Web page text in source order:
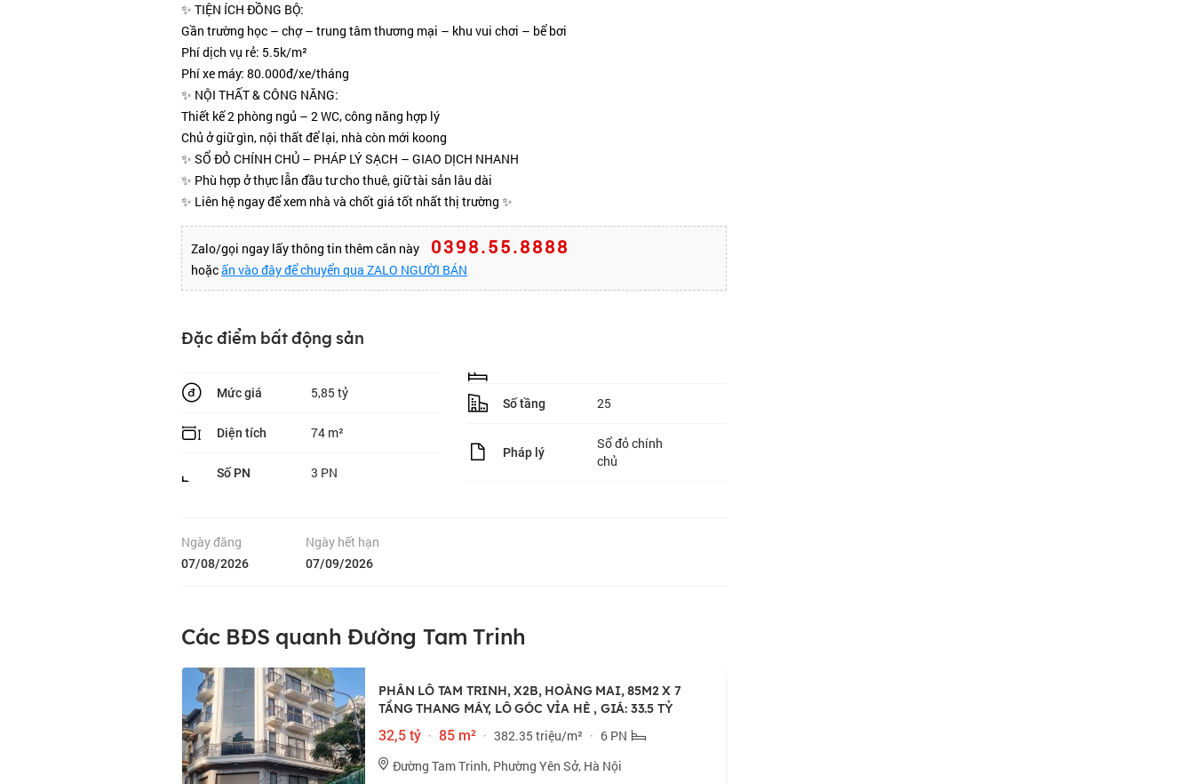
✨ TIỆN ÍCH ĐỒNG BỘ:
Gần trường học – chợ – trung tâm thương mại – khu vui chơi – bể bơi
Phí dịch vụ rẻ: 5.5k/m²
Phí xe máy: 80.000đ/xe/tháng
✨️ NỘI THẤT & CÔNG NĂNG:
Thiết kế 2 phòng ngủ – 2 WC, công năng hợp lý
Chủ ở giữ gìn, nội thất để lại, nhà còn mới koong
✨ SỔ ĐỎ CHÍNH CHỦ – PHÁP LÝ SẠCH – GIAO DỊCH NHANH
✨ Phù hợp ở thực lẫn đầu tư cho thuê, giữ tài sản lâu dài
✨ Liên hệ ngay để xem nhà và chốt giá tốt nhất thị trường ✨
Zalo/gọi ngay lấy thông tin thêm căn này 0398.55.8888
hoặcấn vào đây để chuyển qua ZALO NGƯỜI BÁN
Đặc điểm bất động sản
Mức giá 5,85 tỷ
Diện tích 74 m²
Số PN 3 PN
Số tầng 25
Pháp lý
Sổ đỏ chính
chủ
Ngày đăng
07/08/2026
Ngày hết hạn
07/09/2026
Các BĐS quanh Đường Tam Trinh
PHÂN LÔ TAM TRINH, X2B, HOÀNG MAI, 85M2 X 7
TẦNG THANG MÁY, LÔ GÓC VỈA HÈ , GIÁ: 33.5 TỶ
32,5 tỷ · 85 m² · 382.35 triệu/m² · 6 PN
Đường Tam Trinh, Phường Yên Sở, Hà Nội